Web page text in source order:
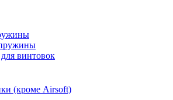
винтовок
(кроме Airsoft)